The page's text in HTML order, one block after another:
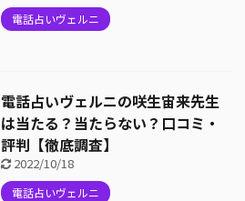
電話占いヴェルニ
電話占いヴェルニの咲生宙来先生
は当たる？当たらない？口コミ・
評判【徹底調査】
2022/10/18
電話占いヴェルニ